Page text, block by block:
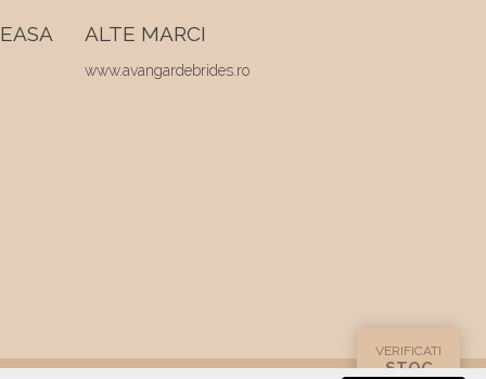
ALTE MARCI
www.avangardebrides.ro
VERIFICATI
STOC